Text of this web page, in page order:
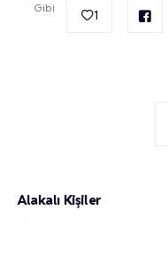
Gibi
1
Alakalı Kişiler